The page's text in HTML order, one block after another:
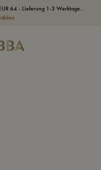
64 - Lieferung 1-3 Werktage..